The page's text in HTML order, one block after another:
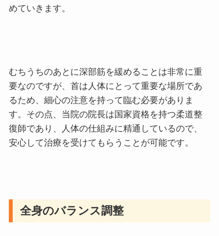
めていきます。
むちうちのあとに深部筋を緩めることは非常に重
要なのですが、首は人体にとって重要な場所であ
るため、細心の注意を持って臨む必要がありま
す。その点、当院の院長は国家資格を持つ柔道整
復師であり、人体の仕組みに精通しているので、
安心して治療を受けてもらうことが可能です。
全身のバランス調整